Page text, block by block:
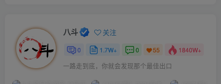
八斗 关注
0 1.7W+ 0 55 1840W+
一路走到底，你就会发现那个最佳出口